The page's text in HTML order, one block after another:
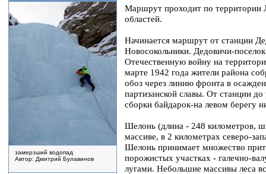
замерзший водопад
Автор: Дмитрий Булавинов
Маршрут проходит по территории
областей.
Начинается маршрут от станции
Новосокольники. Дедовичи-
Отечественную войну на
марте 1942 года жители района
обоз через линию фронта в
партизанской славы. От станции
сборки байдарок-на левом берегу
Шелонь (длина - 248 километров,
массиве, в 2 километрах северо-
Шелонь принимает множество
порожистых участках - галечно-
лугами. Небольшие массивы леса